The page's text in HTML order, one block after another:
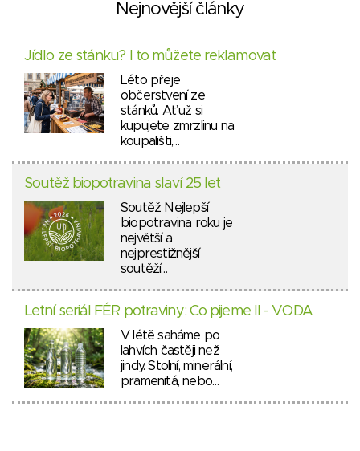
Nejnovější články
Jídlo ze stánku? I to můžete reklamovat
Léto přeje
občerstvení ze
stánků. Ať už si
kupujete zmrzlinu na
koupališti,…
Soutěž biopotravina slaví 25 let
Soutěž Nejlepší
biopotravina roku je
největší a
nejprestižnější
soutěží…
Letní seriál FÉR potraviny: Co pijeme II - VODA
V létě saháme po
lahvích častěji než
jindy. Stolní, minerální,
pramenitá, nebo…